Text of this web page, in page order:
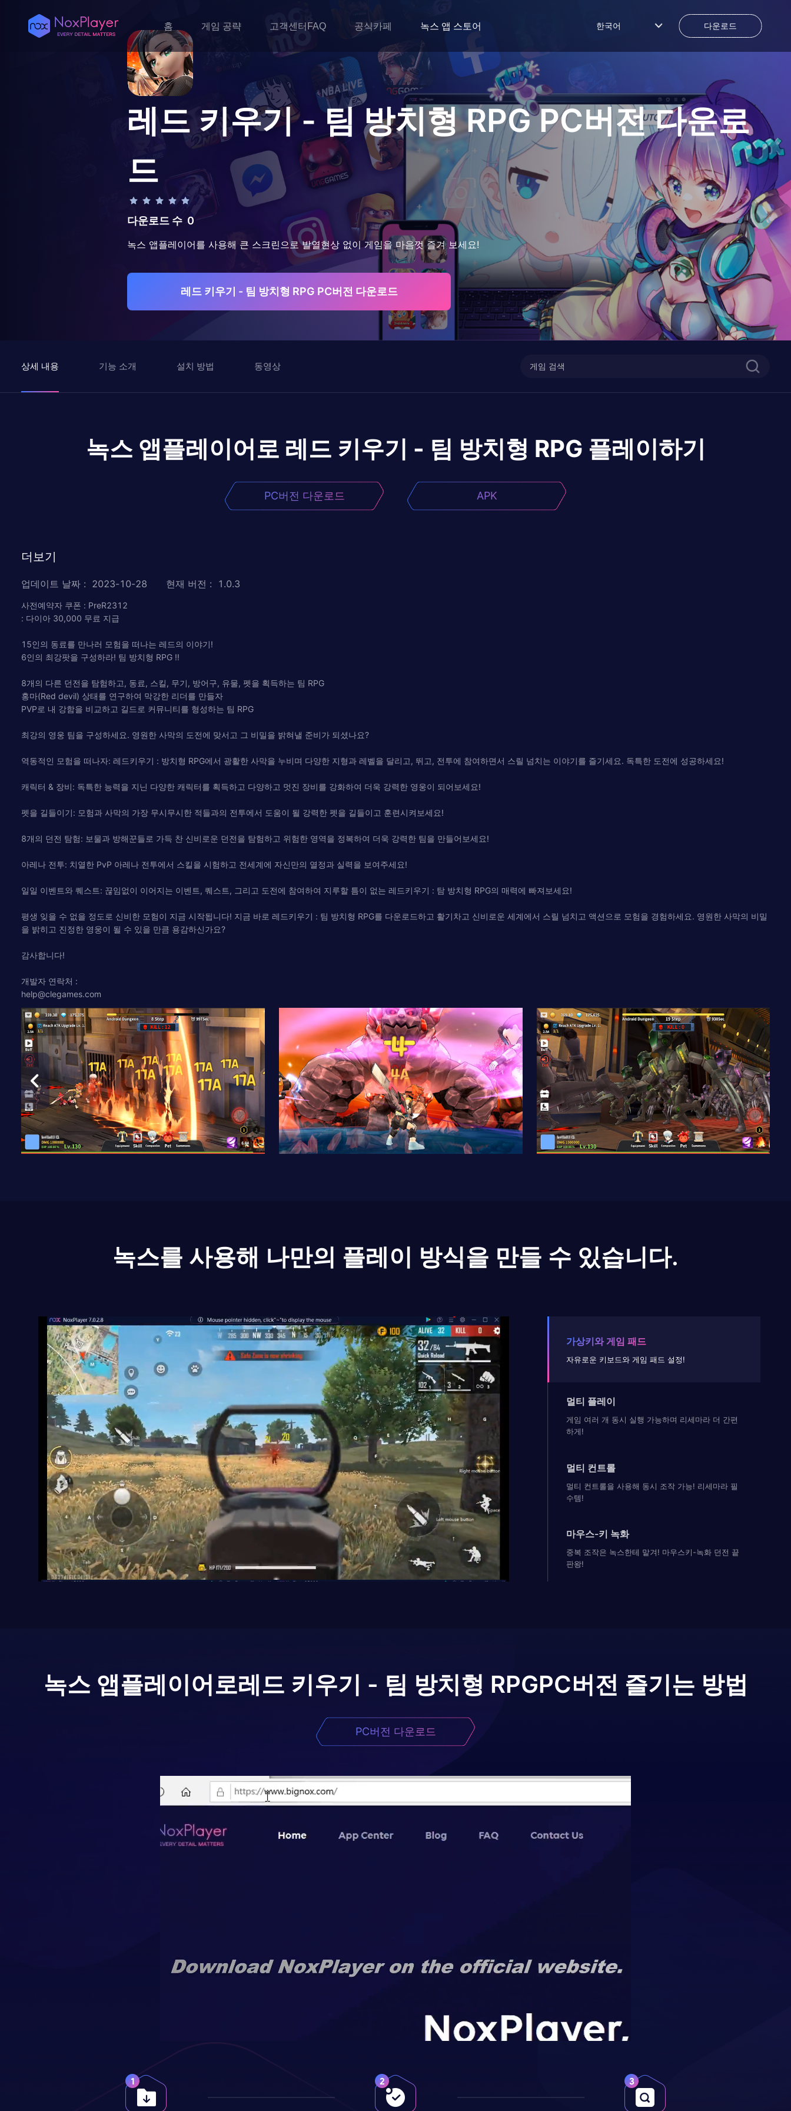
홈 게임 공략 고객센터FAQ 공식카페 녹스 앱 스토어 한국어 다운로드
레드 키우기 - 팀 방치형 RPGPC버전 다운로
드
다운로드 수 0
녹스 앱플레이어를 사용해 큰 스크린으로 발열현상 없이 게임을 마음껏 즐겨 보세요!
레드 키우기 - 팀 방치형 RPG PC버전 다운로드
상세 내용 기능 소개 설치 방법 동영상
녹스 앱플레이어로 레드 키우기 - 팀 방치형 RPG 플레이하기
PC버전 다운로드 APK
더보기
업데이트 날짜 : 2023-10-28 현재 버전 : 1.0.3
사전예약자 쿠폰 : PreR2312
: 다이아 30,000 무료 지급
15인의 동료를 만나러 모험을 떠나는 레드의 이야기!
6인의 최강팟을 구성하라! 팀 방치형 RPG !!
8개의 다른 던전을 탐험하고, 동료, 스킬, 무기, 방어구, 유물, 펫을 획득하는 팀 RPG
홍마(Red devil) 상태를 연구하여 막강한 리더를 만들자
PVP로 내 강함을 비교하고 길드로 커뮤니티를 형성하는 팀 RPG
최강의 영웅 팀을 구성하세요. 영원한 사막의 도전에 맞서고 그 비밀을 밝혀낼 준비가 되셨나요?
역동적인 모험을 떠나자: 레드키우기 : 방치형 RPG에서 광활한 사막을 누비며 다양한 지형과 레벨을 달리고, 뛰고, 전투에 참여하면서 스릴 넘치는 이야기를 즐기세요. 독특한 도전에 성공하세요!
캐릭터 & 장비: 독특한 능력을 지닌 다양한 캐릭터를 획득하고 다양하고 멋진 장비를 강화하여 더욱 강력한 영웅이 되어보세요!
펫을 길들이기: 모험과 사막의 가장 무시무시한 적들과의 전투에서 도움이 될 강력한 펫을 길들이고 훈련시켜보세요!
8개의 던전 탐험: 보물과 방해꾼들로 가득 찬 신비로운 던전을 탐험하고 위험한 영역을 정복하여 더욱 강력한 팀을 만들어보세요!
아레나 전투: 치열한 PvP 아레나 전투에서 스킬을 시험하고 전세계에 자신만의 열정과 실력을 보여주세요!
일일 이벤트와 퀘스트: 끊임없이 이어지는 이벤트, 퀘스트, 그리고 도전에 참여하여 지루할 틈이 없는 레드키우기 : 탐 방치형 RPG의 매력에 빠져보세요!
평생 잊을 수 없을 정도로 신비한 모험이 지금 시작됩니다! 지금 바로 레드키우기 : 팀 방치형 RPG를 다운로드하고 활기차고 신비로운 세계에서 스릴 넘치고 액션으로 모험을 경험하세요. 영원한 사막의 비밀
을 밝히고 진정한 영웅이 될 수 있을 만큼 용감하신가요?
감사합니다!
개발자 연락처 :
help@clegames.com
녹스를 사용해 나만의 플레이 방식을 만들 수 있습니다.
가상키와 게임 패드
자유로운 키보드와 게임 패드 설정!
멀티 플레이
게임 여러 개 동시 실행 가능하며 리세마라 더 간편
하게!
멀티 컨트롤
멀티 컨트롤을 사용해 동시 조작 가능! 리세마라 필
수템!
마우스-키 녹화
중복 조작은 녹스한테 맡겨! 마우스키-녹화 던전 끝
판왕!
녹스 앱플레이어로레드 키우기 - 팀 방치형 RPGPC버전 즐기는 방법
PC버전 다운로드